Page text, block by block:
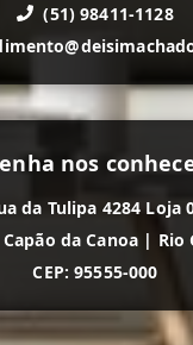
(51) 98411-1128
nos
da Tulipa 4284 Loja
Capão da Canoa | Rio
CEP: 95555-000